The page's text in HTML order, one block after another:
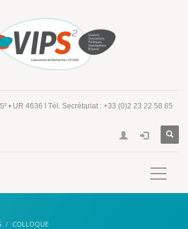
• UR 4636 I Tél. Secrétariat : +33 (0)2 23 22 58 65
COLLOQUE